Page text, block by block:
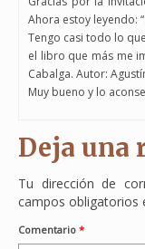
Ahora estoy leyendo:
Tengo casi todo lo
el libro que más me
Cabalga. Autor:
Muy bueno y lo
Deja una
Tu dirección de
campos obligatorios
Comentario *